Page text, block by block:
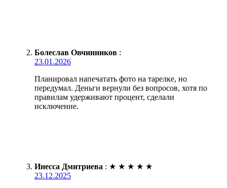
Болеслав Овчинников :
23.01.2026
Планировал напечатать фото на тарелке, но
передумал. Деньги вернули без вопросов, хотя по
правилам удерживают процент, сделали
исключение.
Инесса Дмитриева : ★ ★ ★ ★ ★
23.12.2025